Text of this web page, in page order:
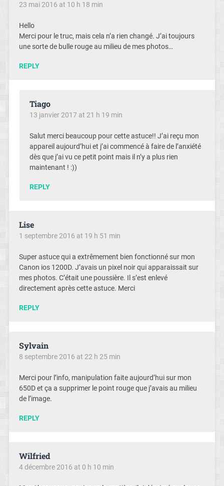
23 mai 2016 at 10 h 18 min
Hello
Merci pour le truc, mais cela n’a rien changé. J’ai toujours
une sorte de bulle rouge au milieu de mes photos…
REPLY
Tiago
13 janvier 2017 at 21 h 19 min
Salut merci beaucoup pour cette astuce!! J’ai reçu mon
appareil aujourd’hui et j’ai commencé à faire de l’anxiété
dès que j’ai vu ce petit point mais il n’y a plus rien
maintenant ! :))
REPLY
Lise
1 septembre 2016 at 19 h 51 min
Super astuce qui a extrêmement bien fonctionné sur mon
Canon ios 1200D. J’avais un pixel noir qui apparaissait sur
mes photos. C’était une poussière. Il s’est enlevé
directement après cette astuce. Merci
REPLY
Sylvain
8 septembre 2016 at 22 h 25 min
Merci pour l’info, manipulation faite aujourd’hui sur mon
650D et ça a supprimer le point rouge que j’avais au milieu
de l’image.
REPLY
Wilfried
4 décembre 2016 at 0 h 10 min